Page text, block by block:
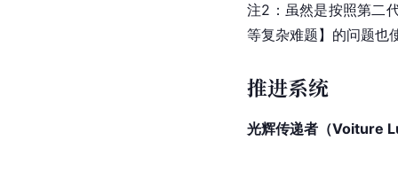
注2：虽然是按照第二
等复杂难题】的问题也
推进系统
光辉传递者（Voiture